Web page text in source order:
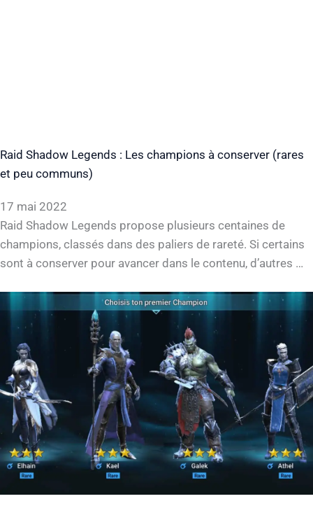
Raid Shadow Legends : Les champions à conserver (rares
et peu communs)
17 mai 2022
Raid Shadow Legends propose plusieurs centaines de
champions, classés dans des paliers de rareté. Si certains
sont à conserver pour avancer dans le contenu, d’autres …